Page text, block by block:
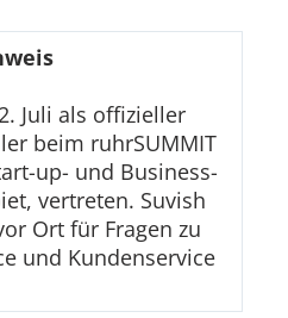
Juli als offizieller
beim ruhrSUMMIT
up- und Business-
vertreten. Suvish
Ort für Fragen zu
und Kundenservice